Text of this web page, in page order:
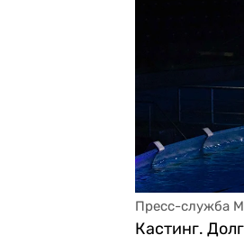
Пресс-служба
Кастинг.